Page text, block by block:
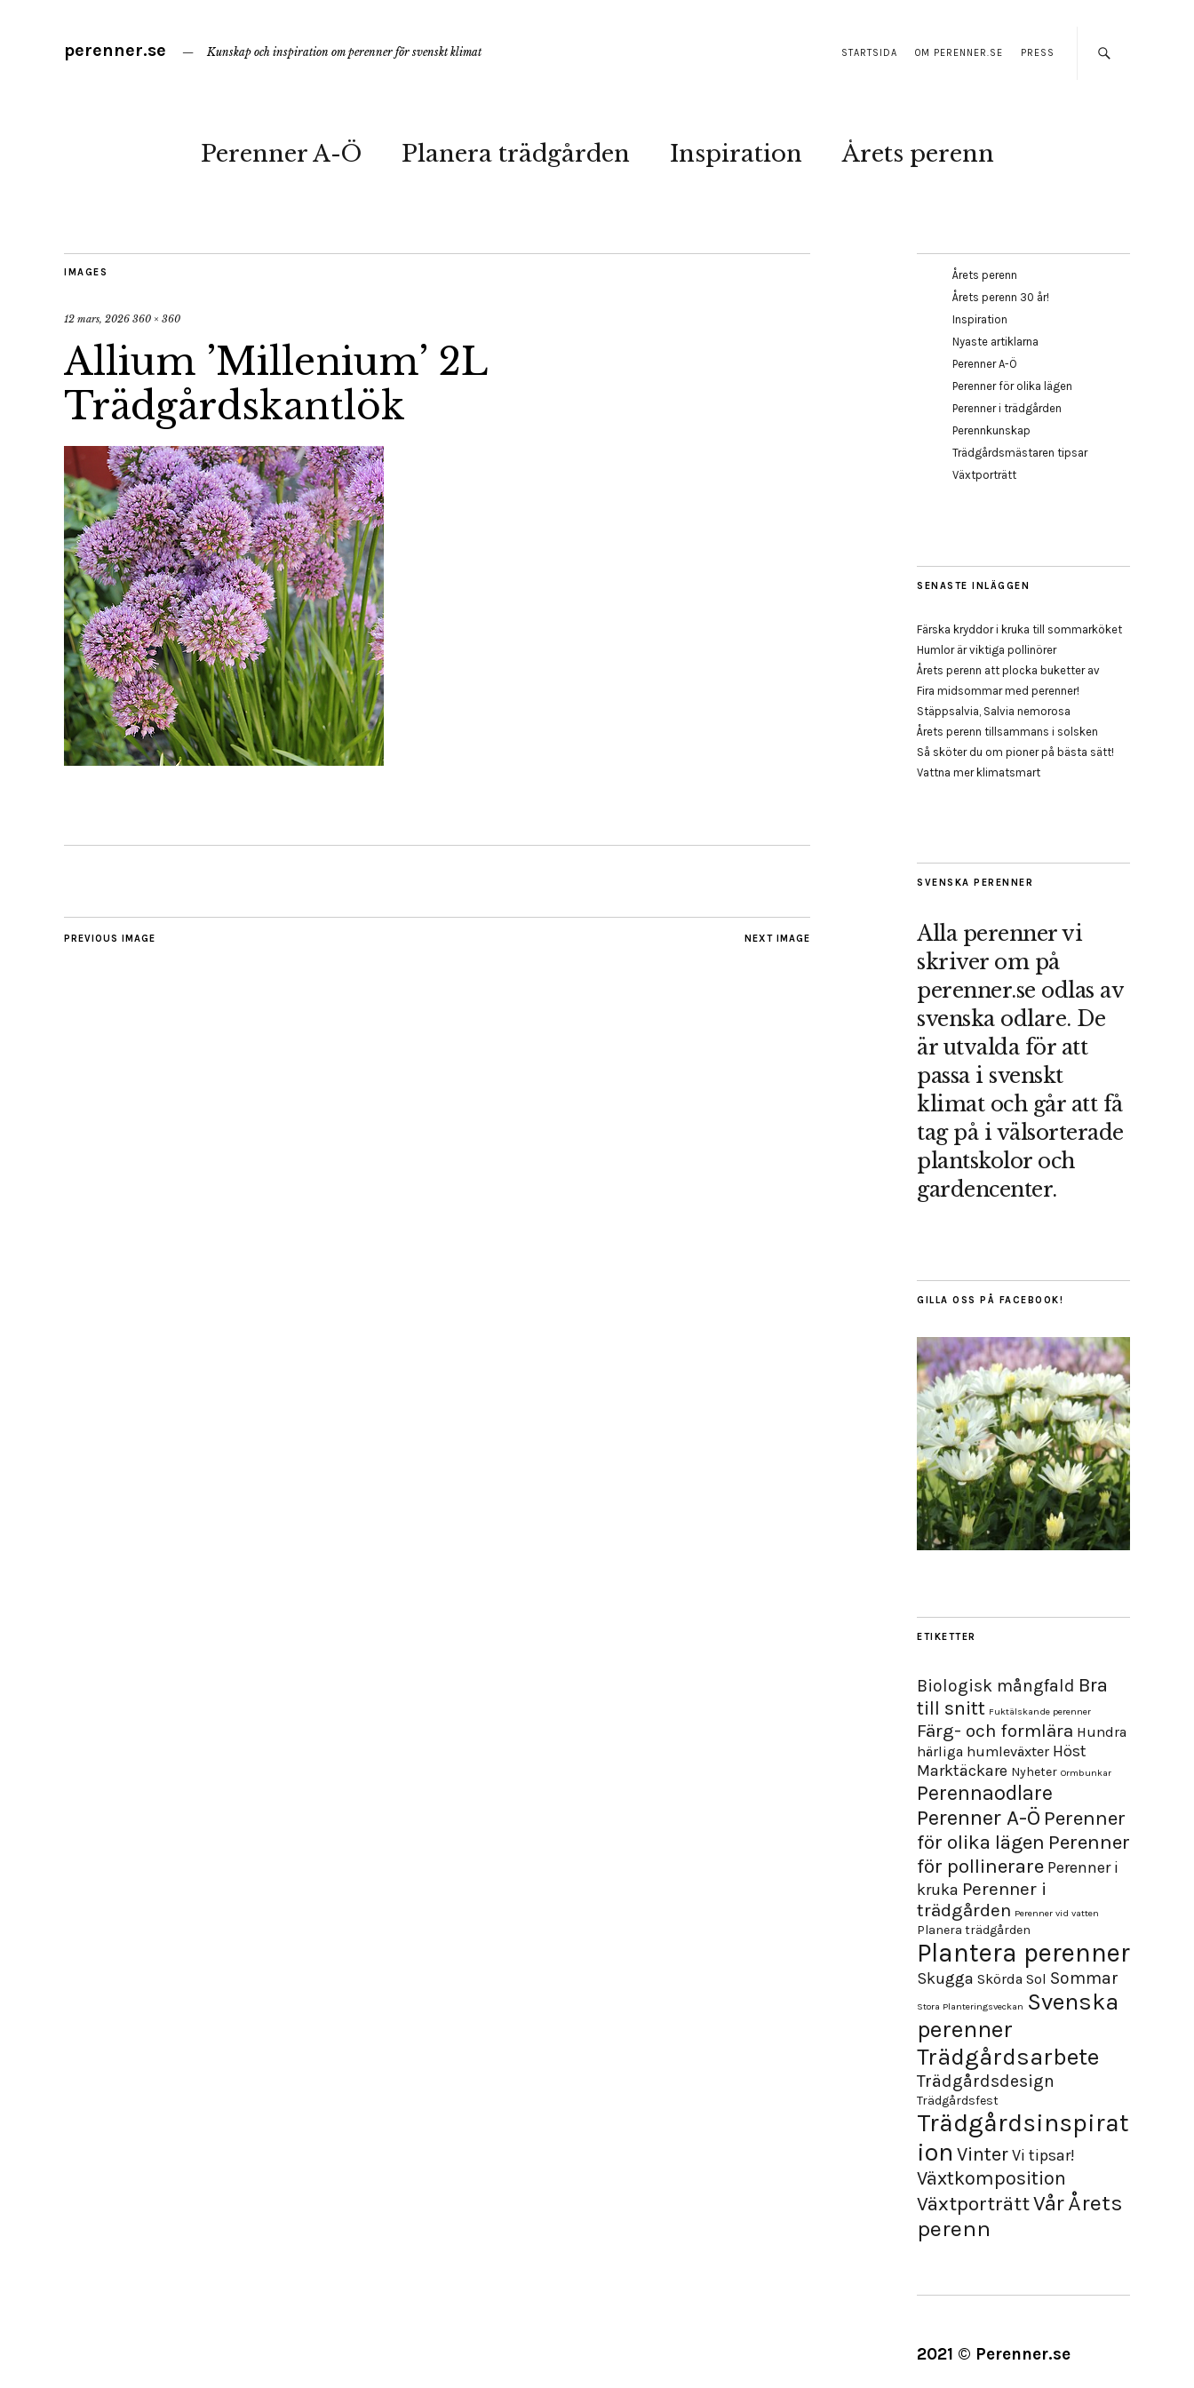
STARTSIDA OM PERENNER.SE PRESS
perenner.se Kunskap och inspiration om perenner för svenskt klimat
Perenner A-Ö Planera trädgården Inspiration Årets perenn
IMAGES
12 mars, 2026 360 × 360
Allium ’Millenium’ 2L
Trädgårdskantlök
NEXT IMAGE
PREVIOUS IMAGE
Årets perenn
Årets perenn 30 år!
Inspiration
Nyaste artiklarna
Perenner A-Ö
Perenner för olika lägen
Perenner i trädgården
Perennkunskap
Trädgårdsmästaren tipsar
Växtporträtt
SENASTE INLÄGGEN
Färska kryddor i kruka till sommarköket
Humlor är viktiga pollinörer
Årets perenn att plocka buketter av
Fira midsommar med perenner!
Stäppsalvia, Salvia nemorosa
Årets perenn tillsammans i solsken
Så sköter du om pioner på bästa sätt!
Vattna mer klimatsmart
SVENSKA PERENNER
Alla perenner vi
skriver om på
perenner.se odlas av
svenska odlare. De
är utvalda för att
passa i svenskt
klimat och går att få
tag på i välsorterade
plantskolor och
gardencenter.
GILLA OSS PÅ FACEBOOK!
ETIKETTER
Biologisk mångfald Bra
till snitt Fuktälskande perenner
Färg- och formlära Hundra
härliga humleväxter Höst
Marktäckare Nyheter Ormbunkar
Perennaodlare
Perenner A-Ö Perenner
för olika lägen Perenner
för pollinerare Perenner i
kruka Perenner i
trädgården Perenner vid vatten
Planera trädgården
Plantera perenner
Skugga Skörda Sol Sommar
Stora Planteringsveckan Svenska
perenner
Trädgårdsarbete
Trädgårdsdesign
Trädgårdsfest
Trädgårdsinspirat
ion VinterVi tipsar!
Växtkomposition
VäxtporträttVårÅrets
perenn
2021 © Perenner.se